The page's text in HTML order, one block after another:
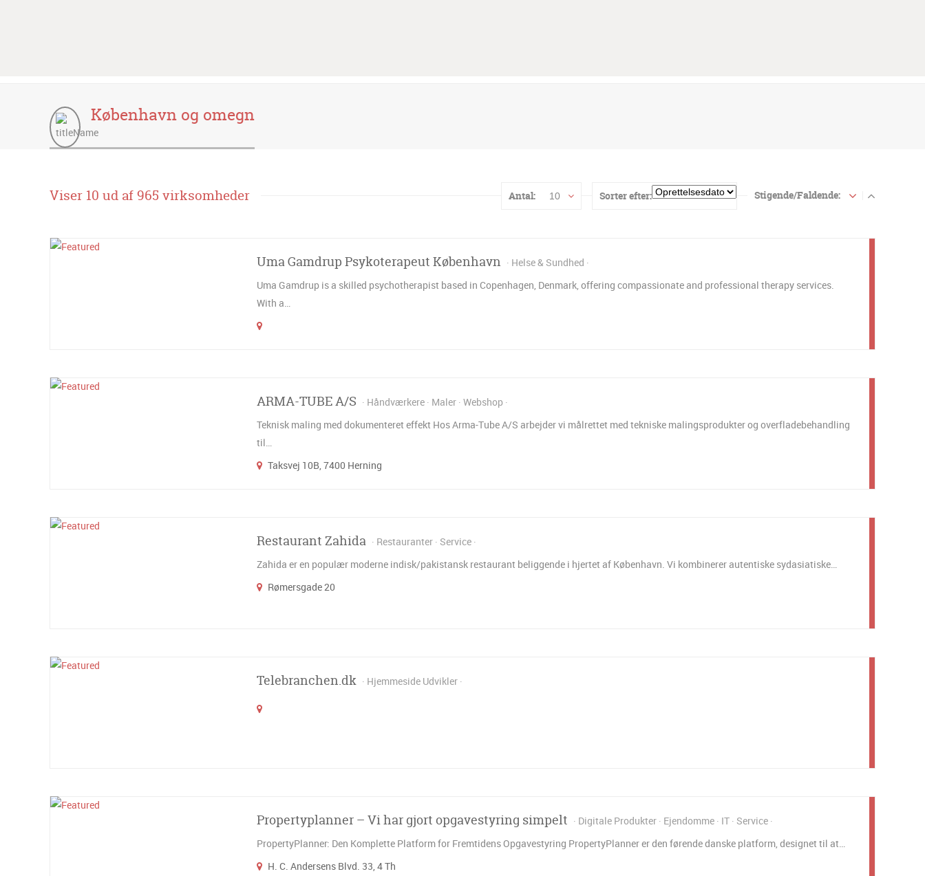
København og omegn
Viser 10 ud af 965 virksomheder Antal: 10 Sorter efter: Stigende/Faldende:
Uma Gamdrup Psykoterapeut København
Helse & Sundhed
Uma Gamdrup is a skilled psychotherapist based in Copenhagen, Denmark, offering compassionate and professional therapy services.
With a…
ARMA-TUBE A/S Håndværkere Maler Webshop
Teknisk maling med dokumenteret effekt Hos Arma-Tube A/S arbejder vi målrettet med tekniske malingsprodukter og overfladebehandling
til…
Taksvej 10B, 7400 Herning
Restaurant Zahida Restauranter Service
Zahida er en populær moderne indisk/pakistansk restaurant beliggende i hjertet af København. Vi kombinerer autentiske sydasiatiske…
Rømersgade 20
Telebranchen.dk Hjemmeside Udvikler
Propertyplanner – Vi har gjort opgavestyring simpelt Digitale Produkter Ejendomme IT Service
PropertyPlanner: Den Komplette Platform for Fremtidens Opgavestyring PropertyPlanner er den førende danske platform, designet til at…
H. C. Andersens Blvd. 33, 4 Th